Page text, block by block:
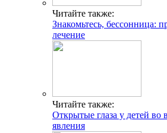
Читайте также:
Знакомьтесь, бессонница:
лечение
Читайте также:
Открытые глаза у детей во
явления